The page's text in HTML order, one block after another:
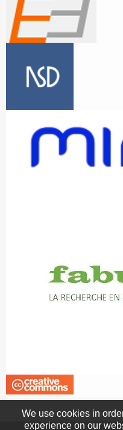
We use cookies in
experience on our